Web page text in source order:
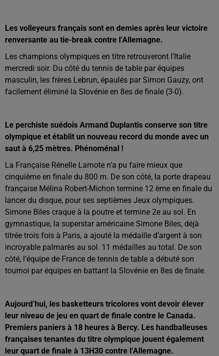
Les volleyeurs français sont en demies après leur victoire
renversante au tie-break contre l’Allemagne.
Les champions olympiques en titre retrouveront l’Italie
mercredi soir. Du côté du tennis de table par équipes
masculin, les frères Lebrun, épaulés par Simon Gauzy, ont
facilement éliminé la Slovénie en 8es de finale (3-0).
Le perchiste suédois Armand Duplantis conserve son titre
olympique et établit un nouveau record du monde avec un
saut à 6,25 mètres. Phénoménal !
La Française Rénelle Lamote n’a pu faire mieux que
cinquième en finale du 800 m. De son côté, la porte drapeau
française Mélina Robert-Michon termine 12 ème en finale du
lancer du disque, pour ses septièmes Jeux olympiques.
Simone Biles craque à la poutre et termine 2e au sol. En
gymnastique, la superstar américaine Simone Biles, déjà
titrée trois fois à Paris, a ajouté la médaille d’argent à son
incroyable palmarès au sol. 11 médailles au total. De son
côté, l’équipe de France de tennis de table a débuté son
tournoi par équipes en battant la Slovénie en 8es de finale.
Aujourd’hui, les basketteurs tricolores vont devoir élever
leur niveau de jeu en quart de finale contre le Canada.
Premiers paniers à 18 heures à Bercy. Les handballeuses
françaises tenantes du titre olympique jouent également
leur quart de finale à 13H30 contre l’Allemagne.